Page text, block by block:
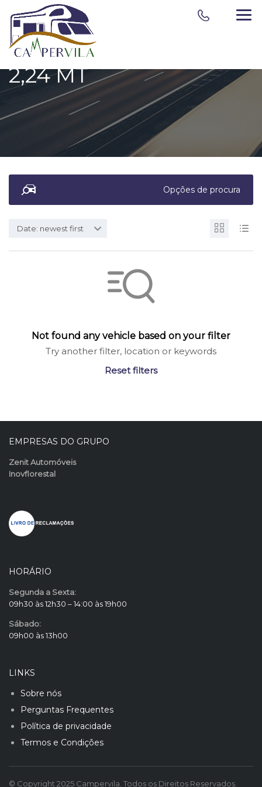
2,24 MT
Opções de procura
Date: newest first
Not found any vehicle based on your filter
Try another filter, location or keywords
Reset filters
EMPRESAS DO GRUPO
Zenit Automóveis
Inovflorestal
HORÁRIO
Segunda a Sexta:
09h30 às 12h30 – 14:00 às 19h00
Sábado:
09h00 às 13h00
LINKS
Sobre nós
Perguntas Frequentes
Política de privacidade
Termos e Condições
© Copyright 2025 Campervila. Todos os Direitos Reservados.